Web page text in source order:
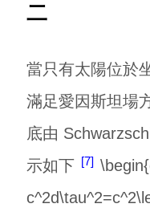
二
當只有太陽位於
滿足愛因斯坦場
底由
示如下
7